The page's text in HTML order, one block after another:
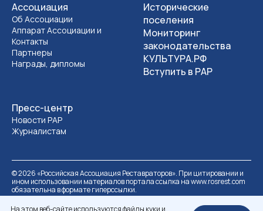
На этом веб-сайте используются файлы куки и
Ассоциация
Об Ассоциации
Аппарат Ассоциации и
Контакты
Партнеры
Награды, дипломы
Пресс-центр
Новости РАР
Журналистам
Исторические
поселения
Мониторинг
законодательства
КУЛЬТУРА.РФ
Вступить в РАР
©2026 «Российская Ассоциация Реставраторов». При цитировании и
ином использовании материалов портала ссылка на www.rosrest.com
обязательна в формате гиперссылки.
Политика обработки персональных данных
Разработка сайта